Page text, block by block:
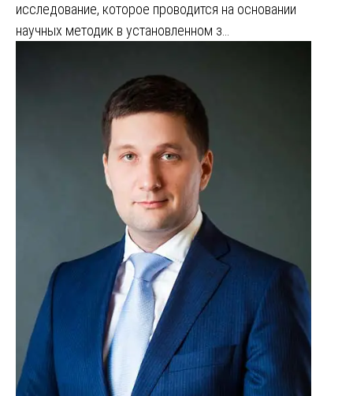
исследование, которое проводится на основании
научных методик в установленном з…